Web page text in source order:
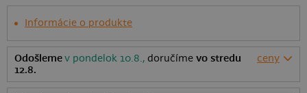
Informácie o produkte
Odošlemev pondelok 10.8., doručímevo stredu
12.8.
ceny